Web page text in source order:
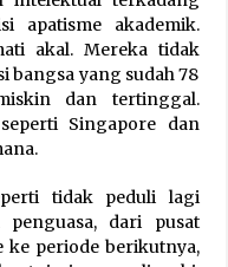
apatisme akademik.
akal. Mereka tidak
yang sudah 78
dan tertinggal.
Singapore dan
tidak peduli lagi
dari pusat
ke periode berikutnya,